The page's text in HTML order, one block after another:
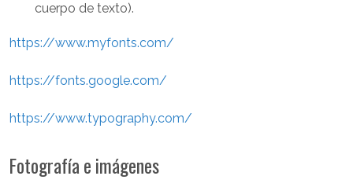
cuerpo de texto).
https://www.myfonts.com/
https://fonts.google.com/
https://www.typography.com/
Fotografía e imágenes